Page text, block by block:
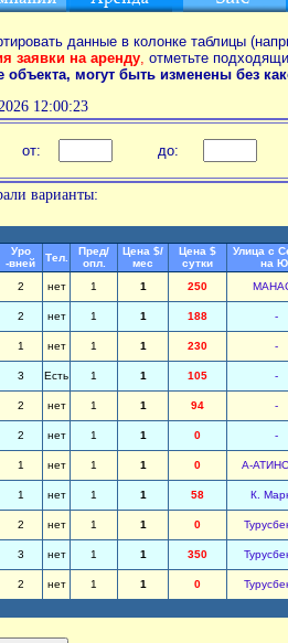
данные в колонке таблицы
заявки на аренду, отметьте
объекта, могут быть изменены без
12:00:23
от: до:
варианты:
Уро
-вней
Тел.
Пред/
опл.
Цена $/
мес
Цена $
сутки
Улица с
на
2 нет 1 1 250
2 нет 1 1 188 -
1 нет 1 1 230 -
3 Есть 1 1 105 -
2 нет 1 1 94 -
2 нет 1 1 0 -
1 нет 1 1 0 А-
1 нет 1 1 58 К.
2 нет 1 1 0
3 нет 1 1 350
2 нет 1 1 0